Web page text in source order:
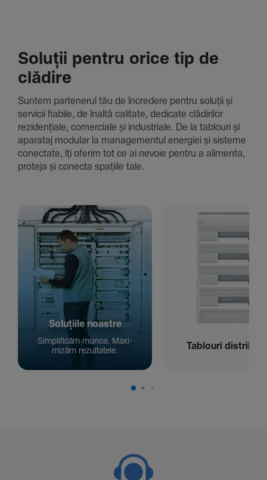
Soluții pentru orice tip de
clădire
Suntem parte­nerul tău de încre­dere pentru soluții și
servicii fiabile, de înaltă cali­tate, dedi­cate clădi­rilor
rezi­den­țiale, comer­ciale și indus­triale. De la tablouri și
aparataj modular la managementul energiei și sisteme
conec­tate, îți oferim tot ce ai nevoie pentru a alimenta,
proteja și conecta spațiile tale.
Solu­țiile noastre
Simpli­ficăm munca. Maxi­
mizăm rezul­ta­tele.
Tablouri